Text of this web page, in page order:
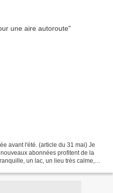
avant l'été. (article du 31 mai) Je
abonnées profitent de la
un lac, un lieu très calme,